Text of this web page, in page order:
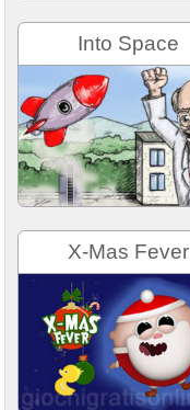
Into Space
X-Mas Fever